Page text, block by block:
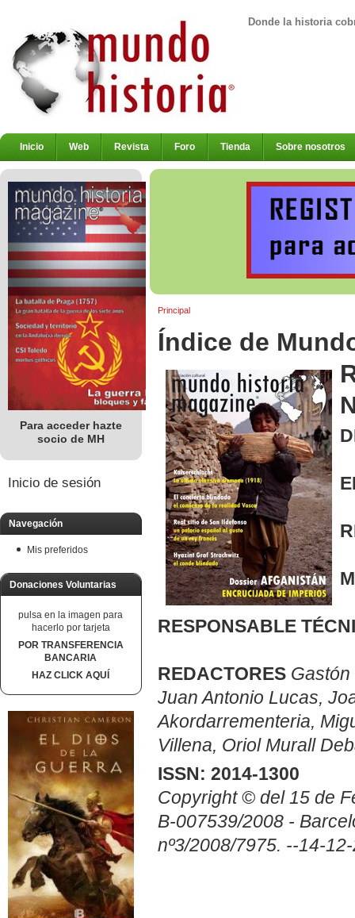
Donde la historia
Inicio Web Revista Foro Tienda Sobre nosotros
Para acceder hazte
socio de MH
Inicio de sesión
Navegación
Mis preferidos
Donaciones Voluntarias
pulsa en la imagen para
hacerlo por tarjeta
POR TRANSFERENCIA
BANCARIA
HAZ CLICK AQUÍ
Principal
Índice de
RESPONSABLE
REDACTORES Gastón
Juan Antonio Lucas,
Akordarrementeria,
Villena, Oriol Murall
ISSN: 2014-1300
Copyright © del 15 de
B-007539/2008 -
nº3/2008/7975. --14-